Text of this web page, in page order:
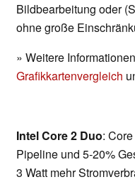
Bildbearbeitung oder
ohne große
» Weitere
Grafikkartenvergleich
Intel Core 2 Duo:
Pipeline und 5-20%
3 Watt mehr